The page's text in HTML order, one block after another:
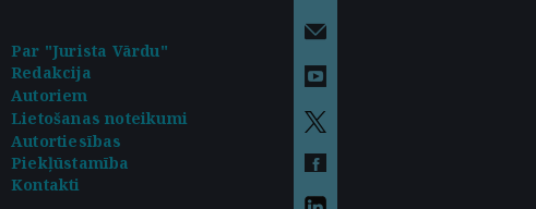
Par "Jurista Vārdu"
Redakcija
Autoriem
Lietošanas noteikumi
Autortiesības
Piekļūstamība
Kontakti